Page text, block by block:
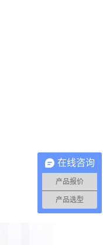
在线咨询
产品报价
产品选型